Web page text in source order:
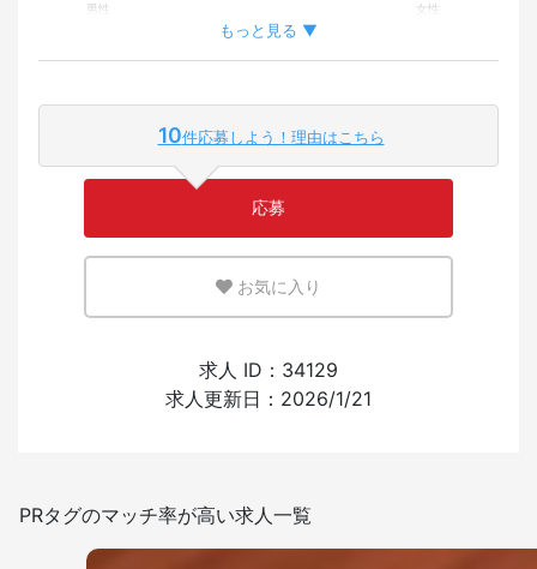
男性 女性
外国人が働いている割合
英語または母国語を活かせる環境
日本語を使う頻度
もっと見る ▼
10件応募しよう！理由はこちら
応募
お気に入り
求人 ID：34129
求人更新日：2026/1/21
PRタグのマッチ率が高い求人一覧